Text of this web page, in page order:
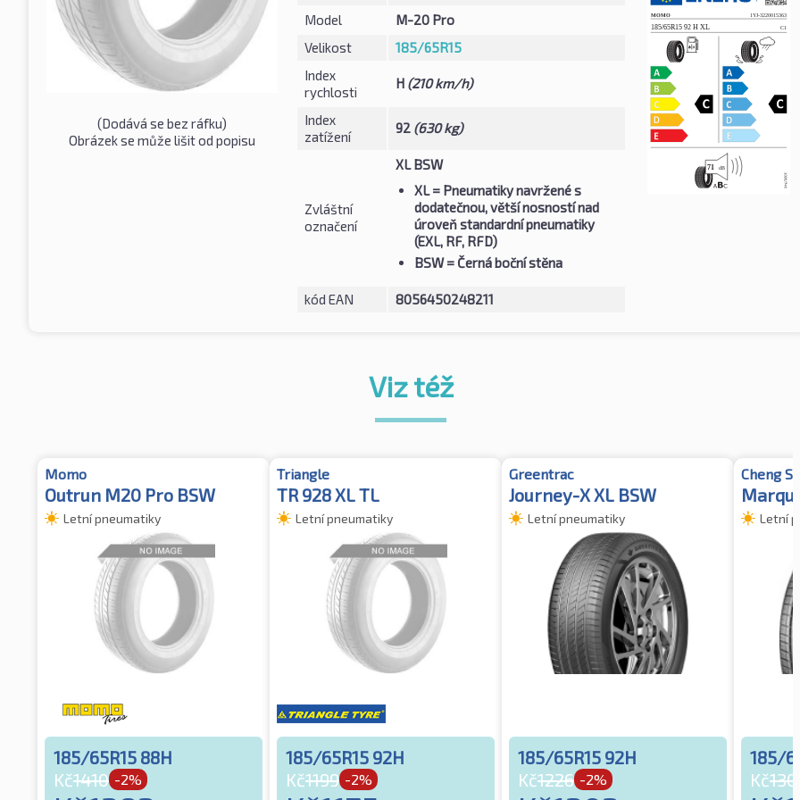
(Dodává se bez ráfku)
Obrázek se může lišit od popisu
Model
M-20 Pro
Velikost
185/65R15
Index
rychlosti
H (210 km/h)
Index
zatížení
92 (630 kg)
Zvláštní
označení
XL BSW
XL= Pneumatiky navržené s
dodatečnou, větší nosností nad
úroveň standardní pneumatiky
(EXL, RF, RFD)
BSW= Černá boční stěna
kód EAN 8056450248211
Viz též
Momo
Outrun M20 Pro BSW
Letní pneumatiky
185/65R15 88H
Kč1410 -2%
Triangle
TR 928 XL TL
Letní pneumatiky
185/65R15 92H
Kč1199 -2%
Greentrac
Journey-X XL BSW
Letní pneumatiky
185/65R15 92H
Kč1226 -2%
Cheng
Letní
185/
Kč